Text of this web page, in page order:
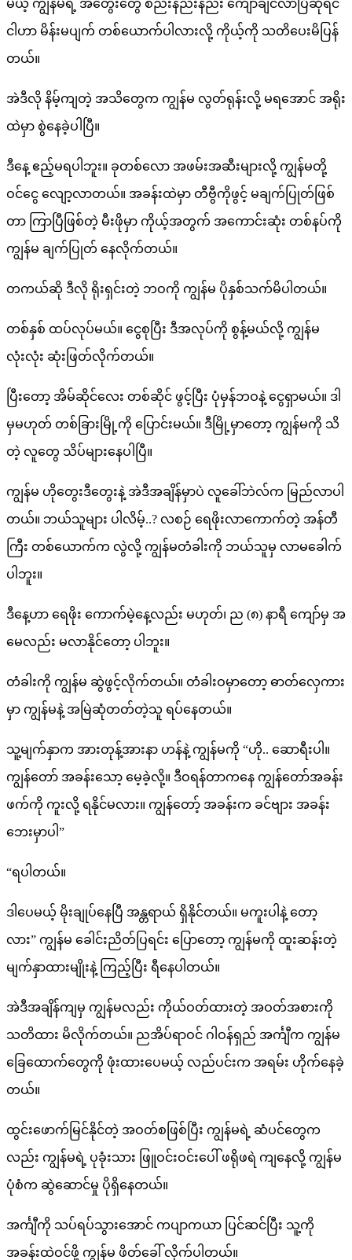
မယ့် ကျွန်မရဲ့ အတွေးတွေ စည်းနည်းနည်း ကျော်ချင်လာပြီဆိုရင်
ငါဟာ မိန်းမပျက် တစ်ယောက်ပါလားလို့ ကိုယ့်ကို သတိပေးမိပြန်
တယ်။
အဲဒီလို နိမ့်ကျတဲ့ အသိတွေက ကျွန်မ လွတ်ရုန်းလို့ မရအောင် အရိုး
ထဲမှာ စွဲနေခဲ့ပါပြီ။
ဒီနေ့ ဧည့်မရပါဘူး။ ခုတစ်လော အဖမ်းအဆီးများလို့ ကျွန်မတို့
ဝင်ငွေ လျော့လာတယ်။ အခန်းထဲမှာ တီဗွီကိုဖွင့် မချက်ပြုတ်ဖြစ်
တာ ကြာပြီဖြစ်တဲ့ မီးဖိုမှာ ကိုယ့်အတွက် အကောင်းဆုံး တစ်နပ်ကို
ကျွန်မ ချက်ပြုတ် နေလိုက်တယ်။
တကယ်ဆို ဒီလို ရိုးရှင်းတဲ့ ဘဝကို ကျွန်မ ပိုနှစ်သက်မိပါတယ်။
တစ်နှစ် ထပ်လုပ်မယ်။ ငွေစုပြီး ဒီအလုပ်ကို စွန့်မယ်လို့ ကျွန်မ
လုံးလုံး ဆုံးဖြတ်လိုက်တယ်။
ပြီးတော့ အိမ်ဆိုင်လေး တစ်ဆိုင် ဖွင့်ပြီး ပုံမှန်ဘဝနဲ့ ငွေရှာမယ်။ ဒါ
မှမဟုတ် တစ်ခြားမြို့ကို ပြောင်းမယ်။ ဒီမြို့မှာတော့ ကျွန်မကို သိ
တဲ့ လူတွေ သိပ်များနေပါပြီ။
ကျွန်မ ဟိုတွေးဒီတွေးနဲ့ အဲဒီအချိန်မှာပဲ လူခေါ်ဘဲလ်က မြည်လာပါ
တယ်။ ဘယ်သူများ ပါလိမ့်..? လစဉ် ရေဖိုးလာကောက်တဲ့ အန်တီ
ကြီး တစ်ယောက်က လွဲလို့ ကျွန်မတံခါးကို ဘယ်သူမှ လာမခေါက်
ပါဘူး။
ဒီနေ့ဟာ ရေဖိုး ကောက်မဲ့နေ့လည်း မဟုတ်၊ ည (၈) နာရီ ကျော်မှ အ
မေလည်း မလာနိုင်တော့ ပါဘူး။
တံခါးကို ကျွန်မ ဆွဲဖွင့်လိုက်တယ်။ တံခါးဝမှာတော့ ဓာတ်လှေကား
မှာ ကျွန်မနဲ့ အမြဲဆုံတတ်တဲ့သူ ရပ်နေတယ်။
သူ့မျက်နှာက အားတုန့်အားနာ ဟန်နဲ့ ကျွန်မကို “ဟို.. ဆောရီးပါ။
ကျွန်တော် အခန်းသော့ မေ့ခဲ့လို့။ ဒီဝရန်တာကနေ ကျွန်တော်အခန်း
ဖက်ကို ကူးလို့ ရနိုင်မလား။ ကျွန်တော့် အခန်းက ခင်ဗျား အခန်း
ဘေးမှာပါ”
“ရပါတယ်။
ဒါပေမယ့် မိုးချုပ်နေပြီ အန္တရာယ် ရှိနိုင်တယ်။ မကူးပါနဲ့ တော့
လား” ကျွန်မ ခေါင်းညိတ်ပြရင်း ပြောတော့ ကျွန်မကို ထူးဆန်းတဲ့
မျက်နှာထားမျိုးနဲ့ ကြည့်ပြီး ရီနေပါတယ်။
အဲဒီအချိန်ကျမှ ကျွန်မလည်း ကိုယ်ဝတ်ထားတဲ့ အဝတ်အစားကို
သတိထား မိလိုက်တယ်။ ညအိပ်ရာဝင် ဂါဝန်ရှည် အင်္ကျီက ကျွန်မ
ခြေထောက်တွေကို ဖုံးထားပေမယ့် လည်ပင်းက အရမ်း ဟိုက်နေခဲ့
တယ်။
ထွင်းဖောက်မြင်နိုင်တဲ့ အဝတ်စဖြစ်ပြီး ကျွန်မရဲ့ ဆံပင်တွေက
လည်း ကျွန်မရဲ့ ပုခုံးသား ဖြူဝင်းဝင်းပေါ် ဖရိုဖရဲ ကျနေလို့ ကျွန်မ
ပုံစံက ဆွဲဆောင်မှု ပိုရှိနေတယ်။
အင်္ကျီကို သပ်ရပ်သွားအောင် ကပျာကယာ ပြင်ဆင်ပြီး သူ့ကို
အခန်းထဲဝင်ဖို့ ကျွန်မ ဖိတ်ခေါ် လိုက်ပါတယ်။